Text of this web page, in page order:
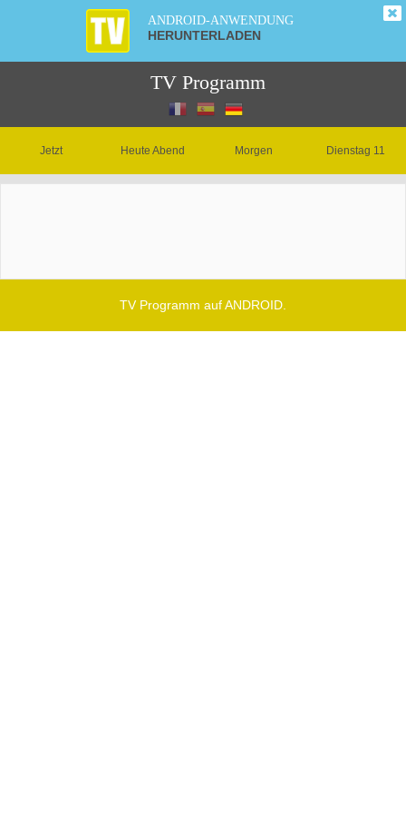
ANDROID-ANWENDUNG
HERUNTERLADEN
TV Programm
Jetzt Heute Abend Morgen Dienstag 11
TV Programm auf ANDROID.